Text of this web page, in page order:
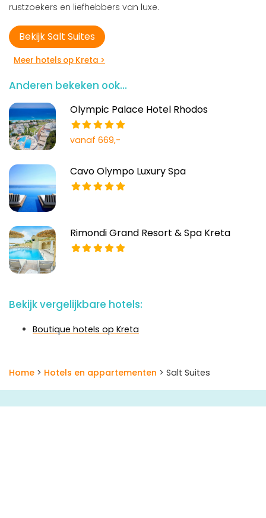
rustzoekers en liefhebbers van luxe.
Bekijk Salt Suites
Meer hotels op Kreta >
Anderen bekeken ook...
Olympic Palace Hotel Rhodos
vanaf 669,-
Cavo Olympo Luxury Spa
Rimondi Grand Resort & Spa Kreta
Bekijk vergelijkbare hotels:
Boutique hotels op Kreta
Home > Hotels en appartementen > Salt Suites